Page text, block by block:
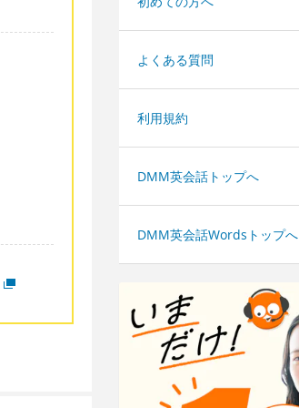
よくある質問
利用規約
DMM英会話トップへ
DMM英会話Wordsトップへ